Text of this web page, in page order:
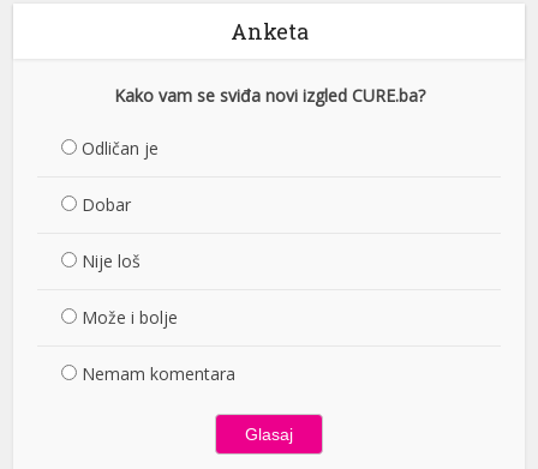
Anketa
Kako vam se sviđa novi izgled CURE.ba?
Odličan je
Dobar
Nije loš
Može i bolje
Nemam komentara